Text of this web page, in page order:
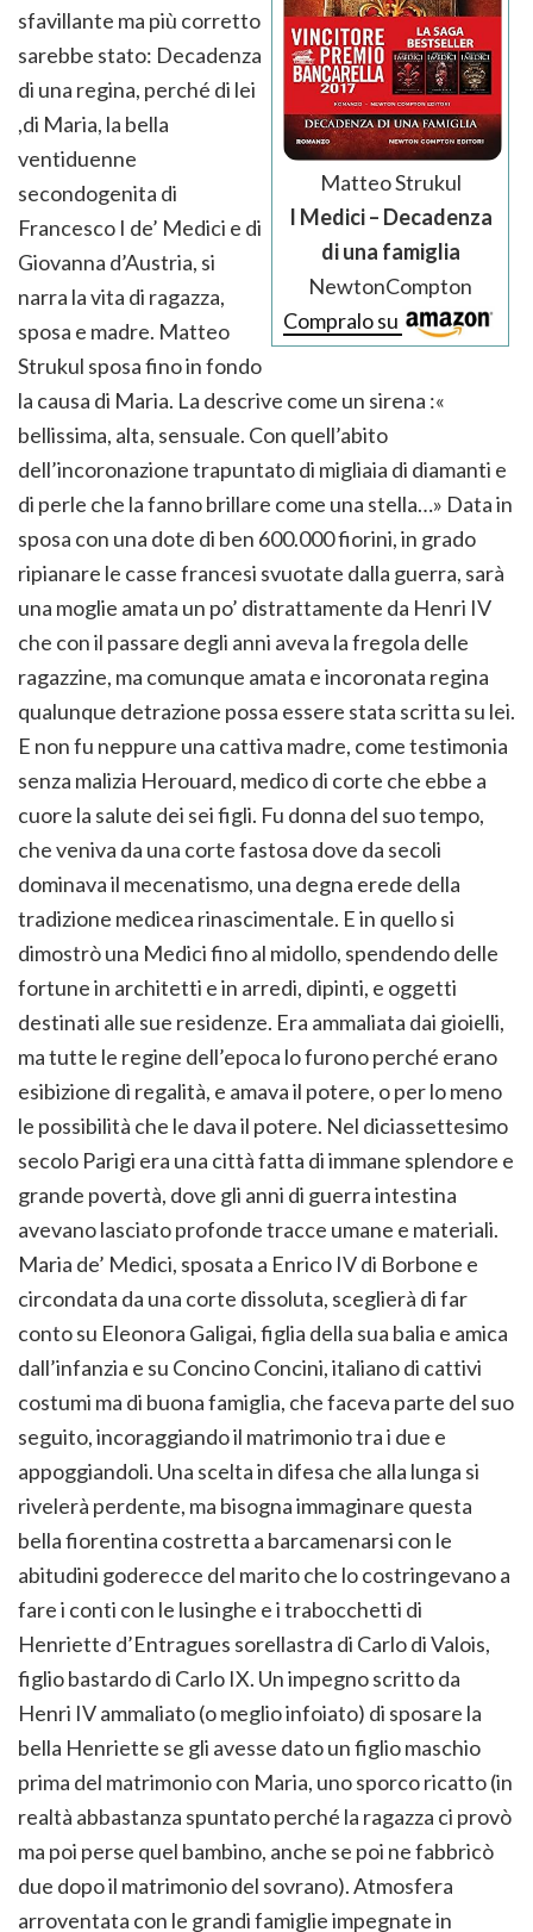
Matteo Strukul
I Medici – Decadenza
di una famiglia
NewtonCompton
Compralo su
sfavillante ma più corretto
sarebbe stato: Decadenza
di una regina, perché di lei
,di Maria, la bella
ventiduenne
secondogenita di
Francesco I de’ Medici e di
Giovanna d’Austria, si
narra la vita di ragazza,
sposa e madre. Matteo
Strukul sposa fino in fondo
la causa di Maria. La descrive come un sirena :«
bellissima, alta, sensuale. Con quell’abito
dell’incoronazione trapuntato di migliaia di diamanti e
di perle che la fanno brillare come una stella…» Data in
sposa con una dote di ben 600.000 fiorini, in grado
ripianare le casse francesi svuotate dalla guerra, sarà
una moglie amata un po’ distrattamente da Henri IV
che con il passare degli anni aveva la fregola delle
ragazzine, ma comunque amata e incoronata regina
qualunque detrazione possa essere stata scritta su lei.
E non fu neppure una cattiva madre, come testimonia
senza malizia Herouard, medico di corte che ebbe a
cuore la salute dei sei figli. Fu donna del suo tempo,
che veniva da una corte fastosa dove da secoli
dominava il mecenatismo, una degna erede della
tradizione medicea rinascimentale. E in quello si
dimostrò una Medici fino al midollo, spendendo delle
fortune in architetti e in arredi, dipinti, e oggetti
destinati alle sue residenze. Era ammaliata dai gioielli,
ma tutte le regine dell’epoca lo furono perché erano
esibizione di regalità, e amava il potere, o per lo meno
le possibilità che le dava il potere. Nel diciassettesimo
secolo Parigi era una città fatta di immane splendore e
grande povertà, dove gli anni di guerra intestina
avevano lasciato profonde tracce umane e materiali.
Maria de’ Medici, sposata a Enrico IV di Borbone e
circondata da una corte dissoluta, sceglierà di far
conto su Eleonora Galigai, figlia della sua balia e amica
dall’infanzia e su Concino Concini, italiano di cattivi
costumi ma di buona famiglia, che faceva parte del suo
seguito, incoraggiando il matrimonio tra i due e
appoggiandoli. Una scelta in difesa che alla lunga si
rivelerà perdente, ma bisogna immaginare questa
bella fiorentina costretta a barcamenarsi con le
abitudini goderecce del marito che lo costringevano a
fare i conti con le lusinghe e i trabocchetti di
Henriette d’Entragues sorellastra di Carlo di Valois,
figlio bastardo di Carlo IX. Un impegno scritto da
Henri IV ammaliato (o meglio infoiato) di sposare la
bella Henriette se gli avesse dato un figlio maschio
prima del matrimonio con Maria, uno sporco ricatto (in
realtà abbastanza spuntato perché la ragazza ci provò
ma poi perse quel bambino, anche se poi ne fabbricò
due dopo il matrimonio del sovrano). Atmosfera
arroventata con le grandi famiglie impegnate in